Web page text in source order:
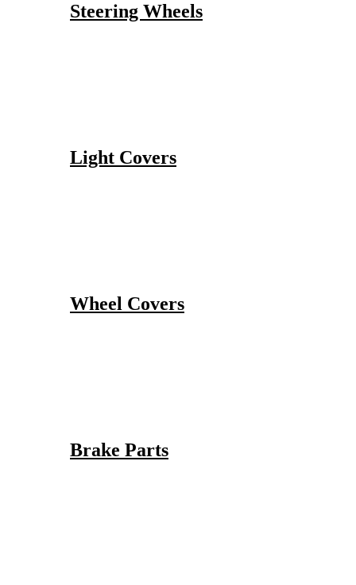
Steering Wheels
Light Covers
Wheel Covers
Brake Parts